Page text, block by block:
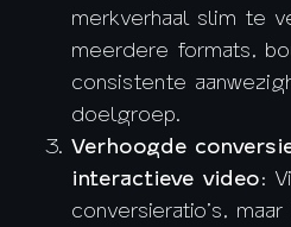
merkverhaal slim te
meerdere formats,
consistente
doelgroep.
Verhoogde
interactieve video:
conversieratio’s,